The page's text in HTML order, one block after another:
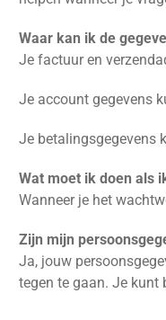
Waar kan ik de
Je factuur en
Je account gegevens
Je betalingsgegevens
Wat moet ik doen als
Wanneer je het
Zijn mijn
Ja, jouw
tegen te gaan. Je kunt